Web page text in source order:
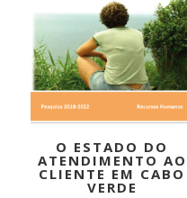
O ESTADO DO
ATENDIMENTO AO
CLIENTE EM CABO
VERDE